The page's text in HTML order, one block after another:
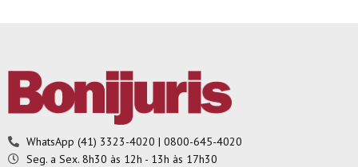
WhatsApp (41) 3323-4020 | 0800-645-4020
Seg. a Sex. 8h30 às 12h - 13h às 17h30